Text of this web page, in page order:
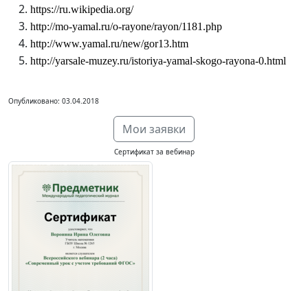
https://ru.wikipedia.org/
http://mo-yamal.ru/o-rayone/rayon/1181.php
http://www.yamal.ru/new/gor13.htm
http://yarsale-muzey.ru/istoriya-yamal-skogo-rayona-0.html
Опубликовано: 03.04.2018
Мои заявки
Сертификат за вебинар